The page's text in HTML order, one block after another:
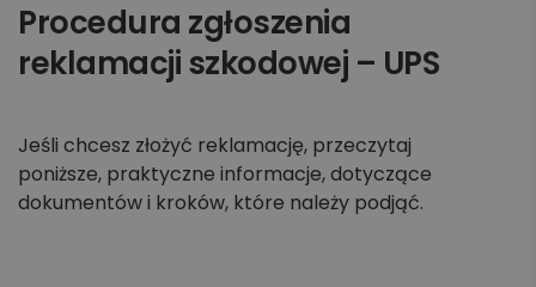
Pierwsze kroki
Ustawienia
Płatności i faktury
Reklamacje
Procedura zgłoszenia
reklamacji szkodowej – UPS
Jeśli chcesz złożyć reklamację, przeczytaj
poniższe, praktyczne informacje, dotyczące
dokumentów i kroków, które należy podjąć.